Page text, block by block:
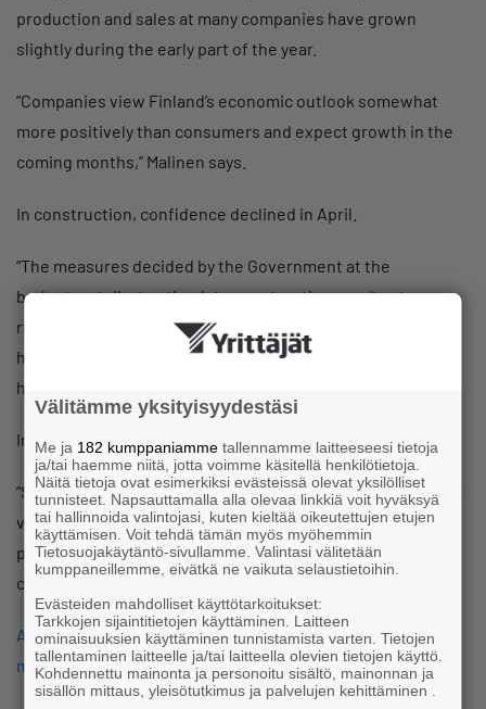
production and sales at many companies have grown
slightly during the early part of the year.
“Companies view Finland’s economic outlook somewhat
more positively than consumers and expect growth in the
coming months,” Malinen says.
In construction, confidence declined in April.
“The measures decided by the Government at the
budgetary talks to stimulate construction aren’t yet
reflected in the balance figure, and weakness in the
housing market, caused by low consumer confidence, is
holding back the outlook for construction.”
Indicators for the other main sectors improved in April.
“Somewhat surprisingly, the increase in confidence is most
visible in retail, which has traditionally been sensitive to
private consumption and developments in consumer
confidence,” Malinen says.
Are you a Suomen Yrittäjät member yet? Read more about
member benefits and advantages!
Välitämme yksityisyydestäsi
Me ja 182 kumppaniamme tallennamme laitteeseesi tietoja
ja/tai haemme niitä, jotta voimme käsitellä henkilötietoja.
Näitä tietoja ovat esimerkiksi evästeissä olevat yksilölliset
tunnisteet. Napsauttamalla alla olevaa linkkiä voit hyväksyä
tai hallinnoida valintojasi, kuten kieltää oikeutettujen etujen
käyttämisen. Voit tehdä tämän myös myöhemmin
Tietosuojakäytäntö-sivullamme. Valintasi välitetään
kumppaneillemme, eivätkä ne vaikuta selaustietoihin.
Evästeiden mahdolliset käyttötarkoitukset:
Tarkkojen sijaintitietojen käyttäminen. Laitteen
ominaisuuksien käyttäminen tunnistamista varten. Tietojen
tallentaminen laitteelle ja/tai laitteella olevien tietojen käyttö.
Kohdennettu mainonta ja personoitu sisältö, mainonnan ja
sisällön mittaus, yleisötutkimus ja palvelujen kehittäminen .